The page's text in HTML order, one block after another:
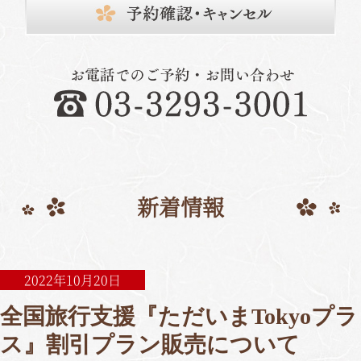
新着情報
2022年10月20日
全国旅行支援『ただいまTokyoプラ
ス』割引プラン販売について